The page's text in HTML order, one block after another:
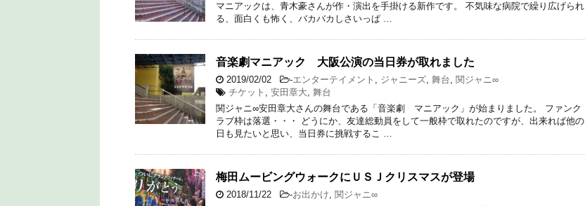
マニアックは、青木豪さんが作・演出を手掛ける新作です。 不気味な病院で繰り広げられ
る、面白くも怖く、バカバカしさいっぱ …
音楽劇マニアック 大阪公演の当日券が取れました
2019/02/02 -エンターテイメント , ジャニーズ, 舞台, 関ジャニ∞
チケット , 安田章大, 舞台
関ジャニ∞安田章大さんの舞台である「音楽劇 マニアック」が始まりました。 ファンク
ラブ枠は落選・・・ どうにか、友達総動員をして一般枠で取れたのですが、出来れば他の
日も見たいと思い、当日券に挑戦するこ …
梅田ムービングウォークにＵＳＪクリスマスが登場
2018/11/22 -お出かけ, 関ジャニ∞